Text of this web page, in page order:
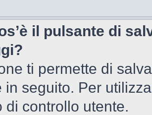
il pulsante di
ti permette di
in seguito. Per
di controllo utente.